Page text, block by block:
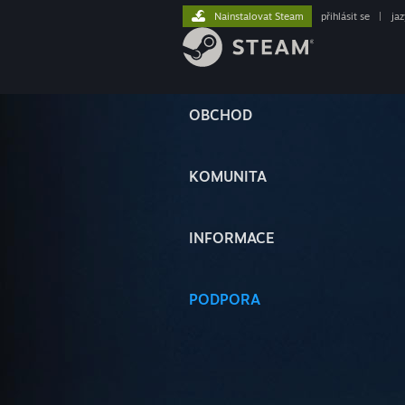
OBCHOD
KOMUNITA
INFORMACE
PODPORA
Nainstalovat Steam přihlásit se